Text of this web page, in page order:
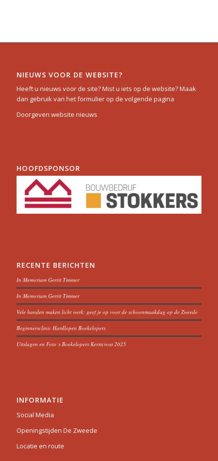
NIEUWS VOOR DE WEBSITE?
Heeft u nieuws voor de site? Mist u iets op de website? Maak
dan gebruik van het formulier op de volgende pagina
Doorgeven website nieuws
HOOFDSPONSOR
RECENTE BERICHTEN
In Memoriam Gerrit Timmer
In Memoriam Gerrit Timmer
Vele handen maken licht werk: geef je op voor de schoonmaakdag op de Zweede
Beginnersclinic Hardlopen Boekelopers
Uitslagen en Foto´s Boekelopers Kerstcross 2025
INFORMATIE
Social Media
Openingstijden De Zweede
Locatie en route